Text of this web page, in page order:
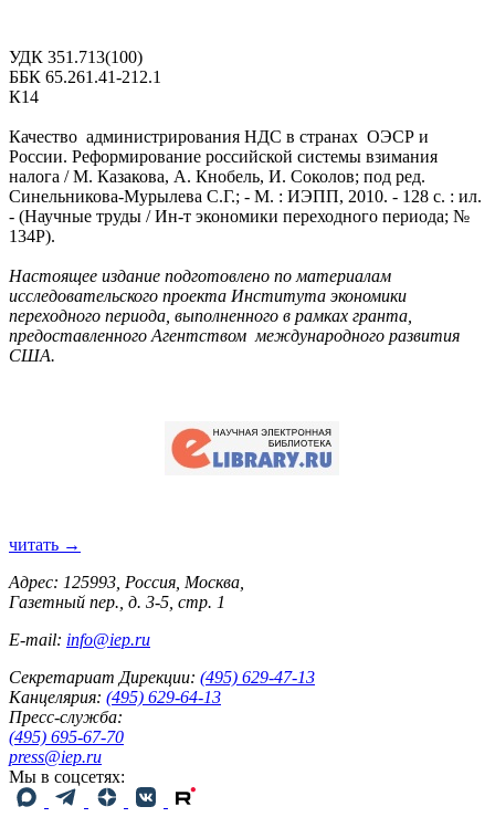
УДК 351.713(100)
ББК 65.261.41-212.1
К14
Качество администрирования НДС в странах ОЭСР и
России. Реформирование российской системы взимания
налога / М. Казакова, А. Кнобель, И. Соколов; под ред.
Синельникова-Мурылева С.Г.; - М. : ИЭПП, 2010. - 128 с. : ил.
- (Научные труды / Ин-т экономики переходного периода; №
134P).
Настоящее издание подготовлено по материалам
исследовательского проекта Института экономики
переходного периода, выполненного в рамках гранта,
предоставленного Агентством международного развития
США.
читать →
Адрес: 125993, Россия, Москва,
Газетный пер., д. 3-5, стр. 1
E-mail: info@iep.ru
Секретариат Дирекции: (495) 629-47-13
Канцелярия: (495) 629-64-13
Пресс-служба:
(495) 695-67-70
press@iep.ru
Мы в соцсетях: